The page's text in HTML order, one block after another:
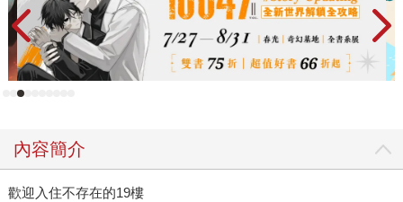
內容簡介
歡迎入住不存在的19樓